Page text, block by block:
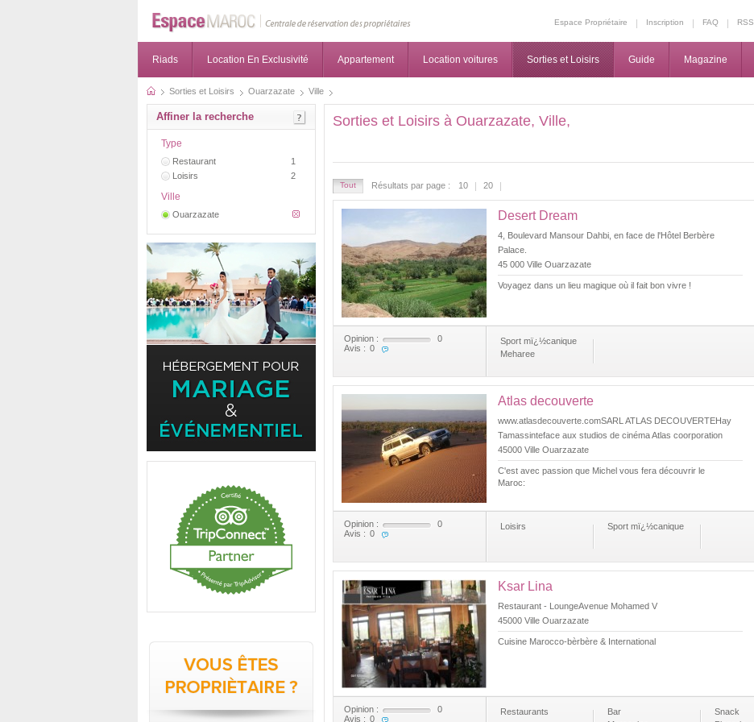
Espace Propriétaire Inscription FAQ
RSS
Riads Location En Exclusivité Appartement Location voitures Sorties et Loisirs Guide Magazine
Sorties et Loisirs Ouarzazate Ville
Sorties et Loisirs à Ouarzazate, Ville,
Tout Résultats par page : 10 20
Desert Dream
4, Boulevard Mansour Dahbi, en face de l'Hôtel Berbère
Palace.
45 000 Ville Ouarzazate
Voyagez dans un lieu magique où il fait bon vivre !
Opinion :
0
Avis : 0
Sport mï¿½canique
Meharee
Atlas decouverte
www.atlasdecouverte.comSARL ATLAS DECOUVERTEHay
Tamassinteface aux studios de cinéma Atlas coorporation
45000 Ville Ouarzazate
C'est avec passion que Michel vous fera découvrir le
Maroc:
Opinion :
0
Avis : 0
Loisirs Sport mï¿½canique
Ksar Lina
Restaurant - LoungeAvenue Mohamed V
45000 Ville Ouarzazate
Cuisine Marocco-bèrbère & International
Opinion :
0
Avis : 0
Restaurants
Bar
Snack
Affiner la recherche
Type
Restaurant
1
Loisirs
2
Ville
Ouarzazate